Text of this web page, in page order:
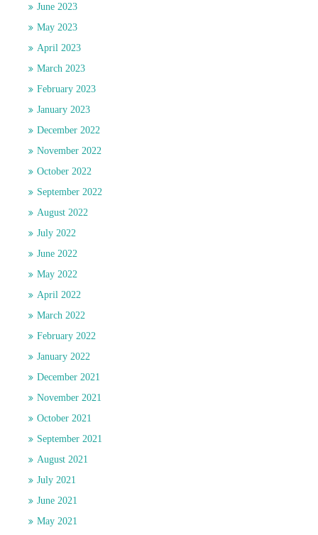
June 2023
May 2023
April 2023
March 2023
February 2023
January 2023
December 2022
November 2022
October 2022
September 2022
August 2022
July 2022
June 2022
May 2022
April 2022
March 2022
February 2022
January 2022
December 2021
November 2021
October 2021
September 2021
August 2021
July 2021
June 2021
May 2021